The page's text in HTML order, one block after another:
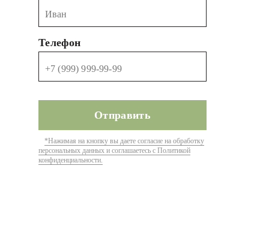
Телефон
*Нажимая на кнопку вы даете согласие на обработку
персональных данных и соглашаетесь с Политикой
конфиденциальности.